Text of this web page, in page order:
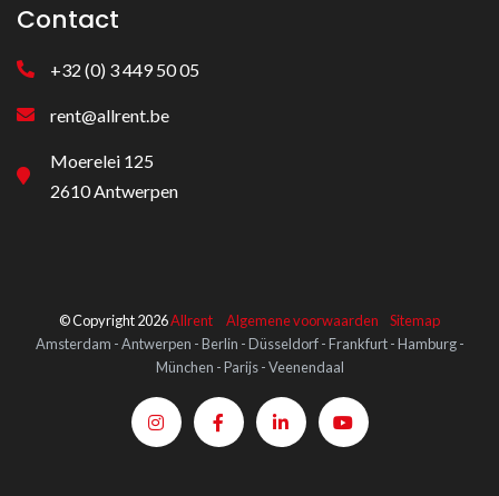
Contact
+32 (0) 3 449 50 05
rent@allrent.be
Moerelei 125
2610 Antwerpen
© Copyright 2026Allrent Algemene voorwaarden
Sitemap
Amsterdam - Antwerpen - Berlin - Düsseldorf - Frankfurt - Hamburg -
München - Parijs - Veenendaal